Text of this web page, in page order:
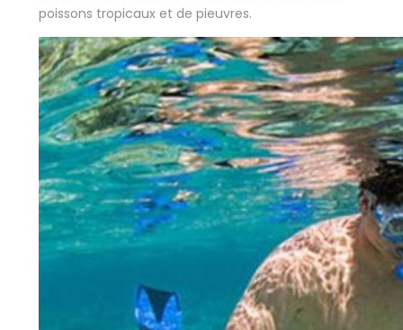
poissons tropicaux et de pieuvres.